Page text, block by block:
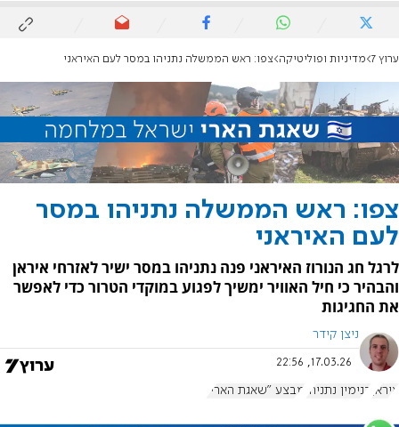
ערוץ 7 מדיניות ופוליטיקה צפו: ראש הממשלה נתניהו במסר לעם האיראני
צפו: ראש הממשלה נתניהו במסר
לעם האיראני
לרגל חג הנורוז האיראני פנה נתניהו במסר ישיר לאזרחי איראן
והבהיר כי חיל האוויר ימשיך לפגוע במוקדי הטרור כדי לאפשר
את החגיגות
ניצן קידר
17.03.26, 22:56
איראן בנימין נתניהו מבצע "שאגת הארי"